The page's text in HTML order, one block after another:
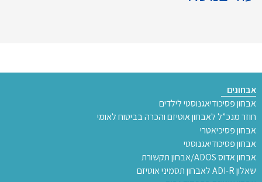
אבחונים
אבחון פסיכודיאגנוסטי לילדים
חוזר מנכ”ל לאבחון אוטיזם והכרה בביטוח לאומי
אבחון פסיכיאטרי
אבחון פסיכודיאגנוסטי
אבחון אדוס ADOS/אבחון תקשורת
שאלון ADI-R לאבחון תסמיני אוטיזם